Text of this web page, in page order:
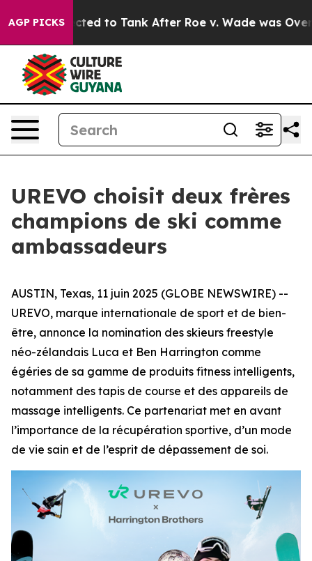
AGP PICKS
Expected to Tank After Roe v. Wade was
UREVO choisit deux frères
champions de ski comme
ambassadeurs
AUSTIN, Texas, 11 juin 2025 (GLOBE NEWSWIRE) --
UREVO, marque internationale de sport et de bien-
être, annonce la nomination des skieurs freestyle
néo-zélandais Luca et Ben Harrington comme
égéries de sa gamme de produits fitness intelligents,
notamment des tapis de course et des appareils de
massage intelligents. Ce partenariat met en avant
l’importance de la récupération sportive, d’un mode
de vie sain et de l’esprit de dépassement de soi.